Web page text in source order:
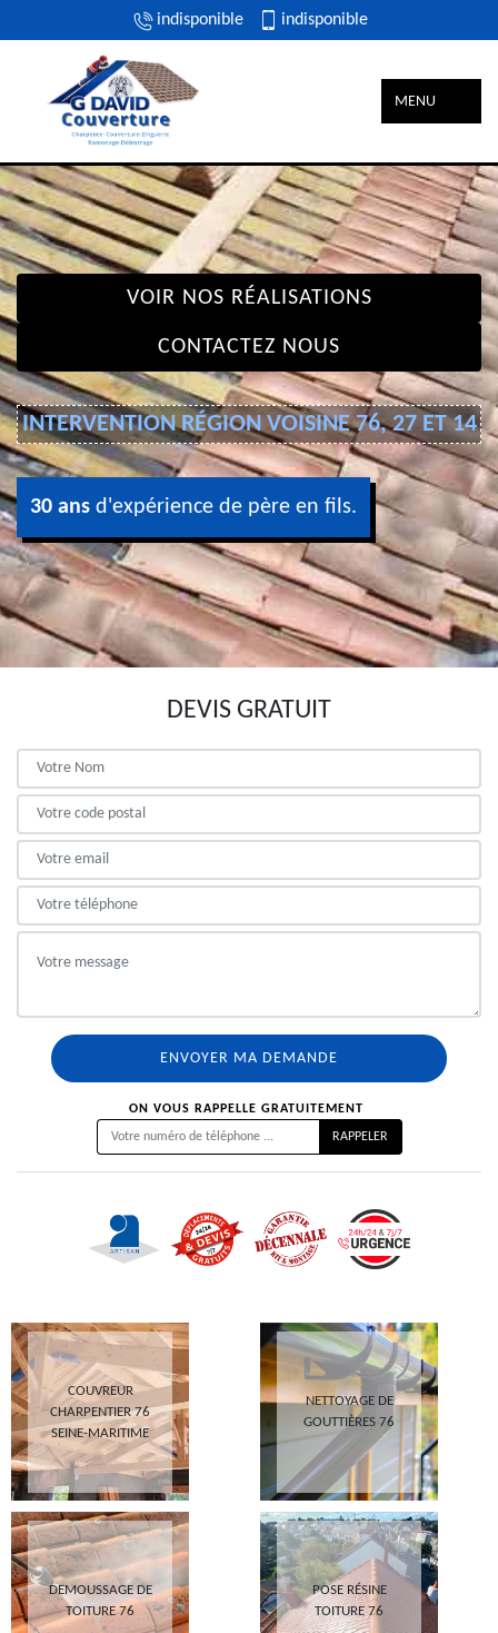
indisponible indisponible
MENU
VOIR NOS RÉALISATIONS
CONTACTEZ NOUS
INTERVENTION RÉGION VOISINE 76, 27 ET 14
30 ans d'expérience de père en fils.
DEVIS GRATUIT
ON VOUS RAPPELLE GRATUITEMENT
COUVREUR
CHARPENTIER 76
SEINE-MARITIME
NETTOYAGE DE
GOUTTIÈRES 76
DEMOUSSAGE DE
TOITURE 76
POSE RÉSINE
TOITURE 76